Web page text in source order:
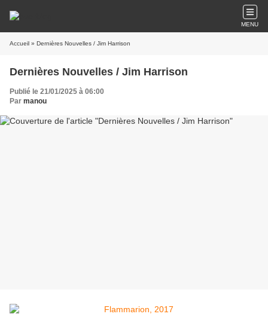
MENU
Accueil » Dernières Nouvelles / Jim Harrison
Dernières Nouvelles / Jim Harrison
Publié le 21/01/2025 à 06:00
Par manou